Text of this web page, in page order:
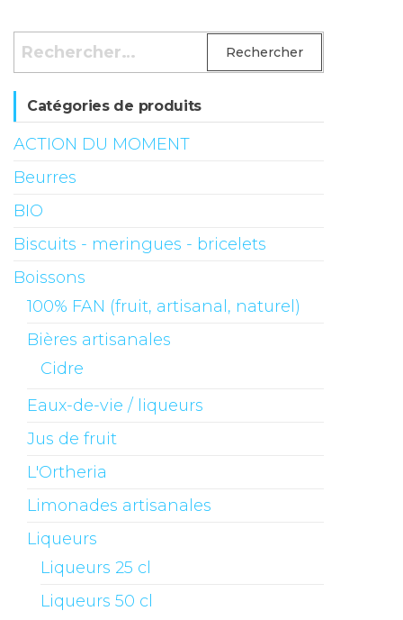
Rechercher :
Catégories de produits
ACTION DU MOMENT
Beurres
BIO
Biscuits - meringues - bricelets
Boissons
100% FAN (fruit, artisanal, naturel)
Bières artisanales
Cidre
Eaux-de-vie / liqueurs
Jus de fruit
L'Ortheria
Limonades artisanales
Liqueurs
Liqueurs 25 cl
Liqueurs 50 cl